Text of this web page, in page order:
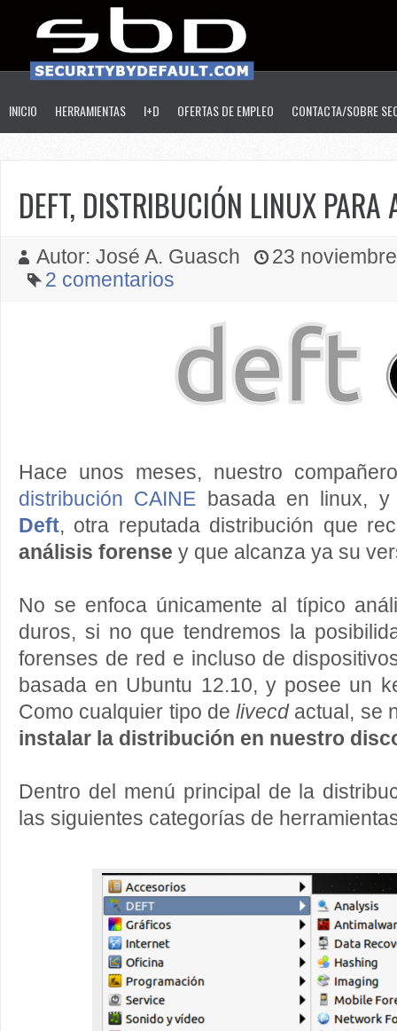
INICIO HERRAMIENTAS I+D OFERTAS DE EMPLEO CONTACTA/SOBRE
DEFT, DISTRIBUCIÓN LINUX PARA
Autor: José A. Guasch
23
2 comentarios
Hace unos meses, nuestro
distribución CAINE basada en linux,
Deft, otra reputada distribución que
análisis forense y que alcanza ya su
No se enfoca únicamente al típico
duros, si no que tendremos la
forenses de red e incluso de
basada en Ubuntu 12.10, y posee un
Como cualquier tipo delivecdactual, se
instalar la distribución en nuestro
Dentro del menú principal de la
las siguientes categorías de